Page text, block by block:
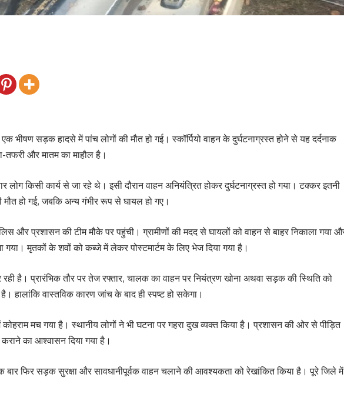
भीषण सड़क हादसे में पांच लोगों की मौत हो गई। स्कॉर्पियो वाहन के दुर्घटनाग्रस्त होने से यह दर्दनाक
और मातम का माहौल है।
लोग किसी कार्य से जा रहे थे। इसी दौरान वाहन अनियंत्रित होकर दुर्घटनाग्रस्त हो गया। टक्कर इतनी
मौत हो गई, जबकि अन्य गंभीर रूप से घायल हो गए।
और प्रशासन की टीम मौके पर पहुंची। ग्रामीणों की मदद से घायलों को वाहन से बाहर निकाला गया
मृतकों के शवों को कब्जे में लेकर पोस्टमार्टम के लिए भेज दिया गया है।
है। प्रारंभिक तौर पर तेज रफ्तार, चालक का वाहन पर नियंत्रण खोना अथवा सड़क की स्थिति को
हालांकि वास्तविक कारण जांच के बाद ही स्पष्ट हो सकेगा।
मच गया है। स्थानीय लोगों ने भी घटना पर गहरा दुख व्यक्त किया है। प्रशासन की ओर से पीड़ित
का आश्वासन दिया गया है।
बार फिर सड़क सुरक्षा और सावधानीपूर्वक वाहन चलाने की आवश्यकता को रेखांकित किया है। पूरे जिले में